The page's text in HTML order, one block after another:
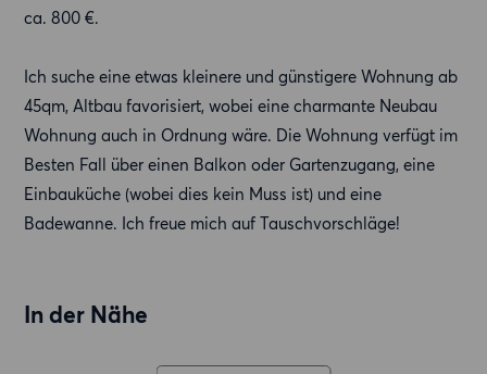
ca. 800 €.
Ich suche eine etwas kleinere und günstigere Wohnung ab
45qm, Altbau favorisiert, wobei eine charmante Neubau
Wohnung auch in Ordnung wäre. Die Wohnung verfügt im
Besten Fall über einen Balkon oder Gartenzugang, eine
Einbauküche (wobei dies kein Muss ist) und eine
Badewanne. Ich freue mich auf Tauschvorschläge!
In der Nähe